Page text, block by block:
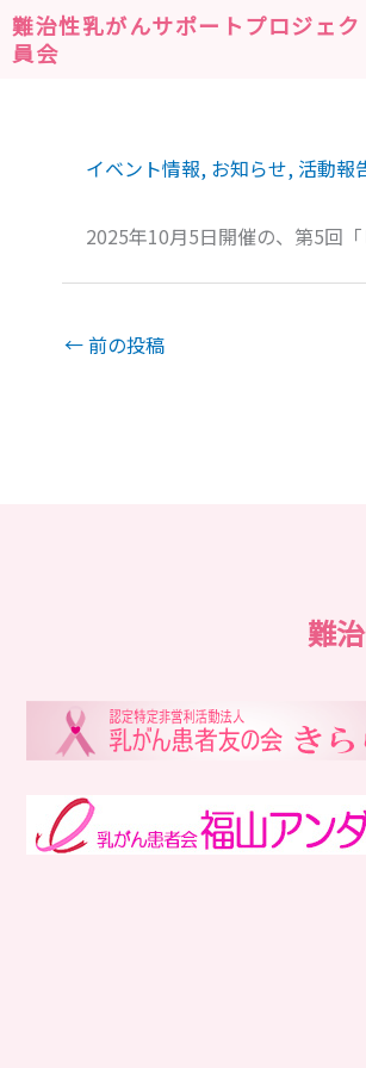
内
容
難治性乳がんサポートプロジェ
員会
イベント情報, お知らせ, 活動報
2025年10月5日開催の、第5回
←前の投稿
難